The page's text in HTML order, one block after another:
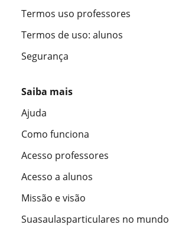
Termos uso professores
Termos de uso: alunos
Segurança
Saiba mais
Ajuda
Como funciona
Acesso professores
Acesso a alunos
Missão e visão
Suasaulasparticulares no mundo